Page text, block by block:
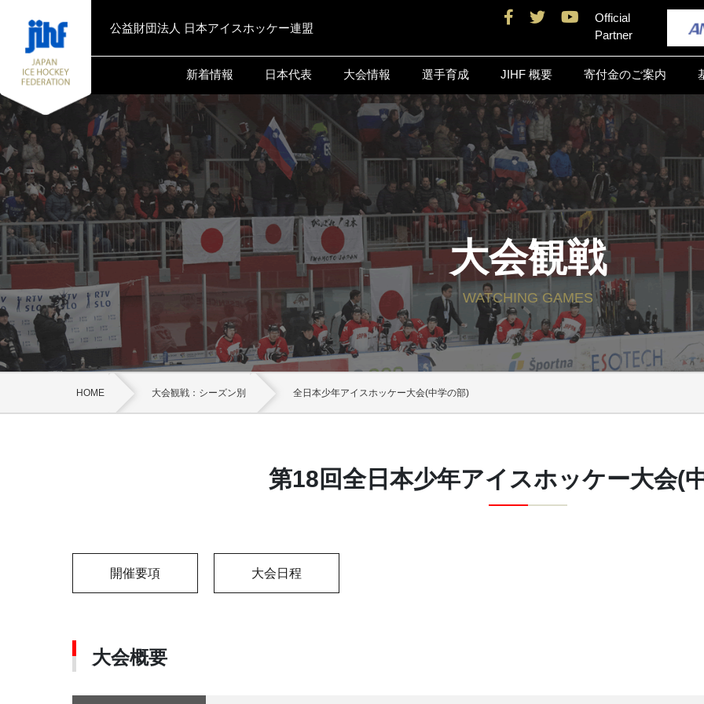
公益財団法人 日本アイスホッケー連盟
Official
Partner
新着情報 日本代表 大会情報 選手育成 JIHF 概要 寄付金のご案内
大会観戦
WATCHING GAMES
HOME 大会観戦：シーズン別 全日本少年アイスホッケー大会(中学の部)
第18回全日本少年アイスホッケー大会(
開催要項 大会日程
大会概要